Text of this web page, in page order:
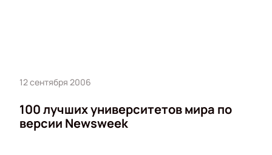
12 сентября 2006
100 лучших университетов мира по
версии Newsweek